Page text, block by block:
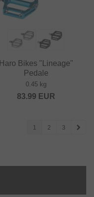
Haro Bikes "Lineage"
Pedale
0.45 kg
83.99 EUR
1 2 3